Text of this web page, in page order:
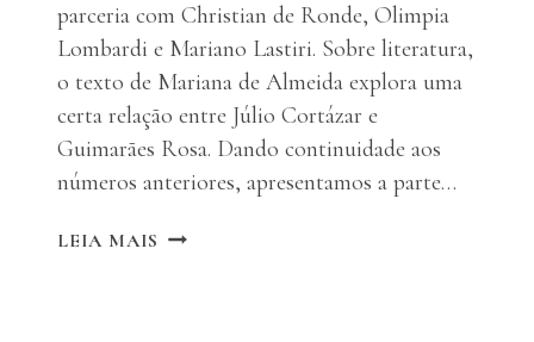
parceria com Christian de Ronde, Olimpia
Lombardi e Mariano Lastiri. Sobre literatura,
o texto de Mariana de Almeida explora uma
certa relação entre Júlio Cortázar e
Guimarães Rosa. Dando continuidade aos
números anteriores, apresentamos a parte…
LEIA MAIS EDITORIAL